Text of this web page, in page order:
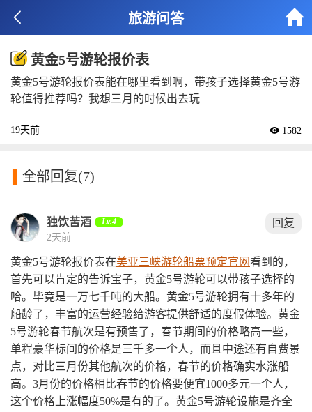
 旅游问答 
黄金5号游轮报价表
黄金5号游轮报价表能在哪里看到啊，带孩子选择黄金5号游
轮值得推荐吗？我想三月的时候出去玩
19天前  1582
全部回复(7)
独饮苦酒 Lv.4
2天前
回复
黄金5号游轮报价表在美亚三峡游轮船票预定官网看到的，
首先可以肯定的告诉宝子，黄金5号游轮可以带孩子选择的
哈。毕竟是一万七千吨的大船。黄金5号游轮拥有十多年的
船龄了，丰富的运营经验给游客提供舒适的度假体验。黄金
5号游轮春节航次是有预售了，春节期间的价格略高一些，
单程豪华标间的价格是三千多一个人，而且中途还有自费景
点，对比三月份其他航次的价格，春节的价格确实水涨船
高。3月份的价格相比春节的价格要便宜1000多元一个人，
这个价格上涨幅度50%是有的了。黄金5号游轮设施是齐全